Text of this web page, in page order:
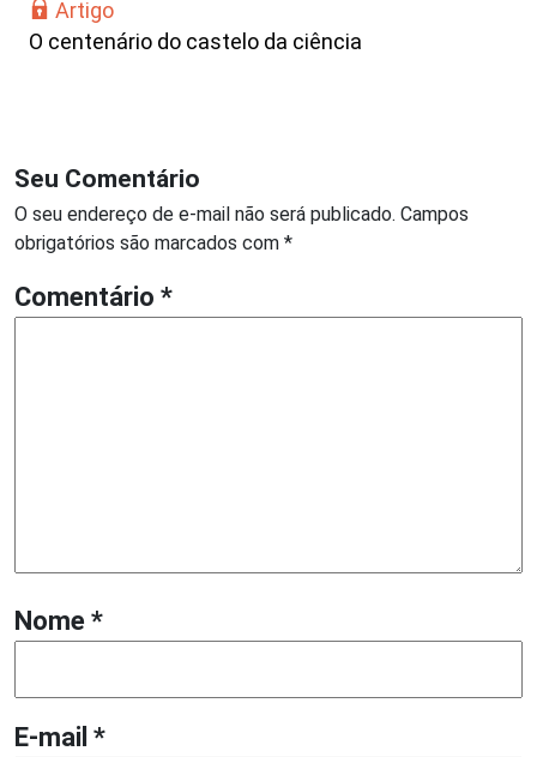
Artigo
O centenário do castelo da ciência
Seu Comentário
O seu endereço de e-mail não será publicado. Campos
obrigatórios são marcados com *
Comentário *
Nome *
E-mail *